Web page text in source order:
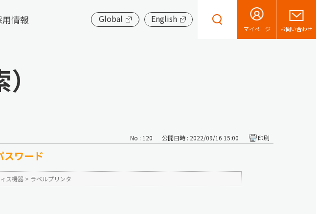
用情報 Global English
マイページ お問い合わせ
No : 120 公開日時 : 2022/09/16 15:00 印刷
スワード
ス機器 > ラベルプリンタ